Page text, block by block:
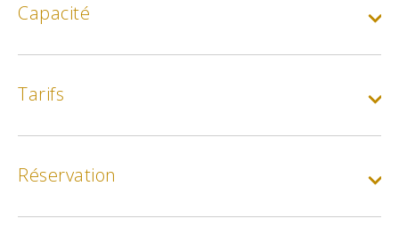
Capacité
Tarifs
Réservation